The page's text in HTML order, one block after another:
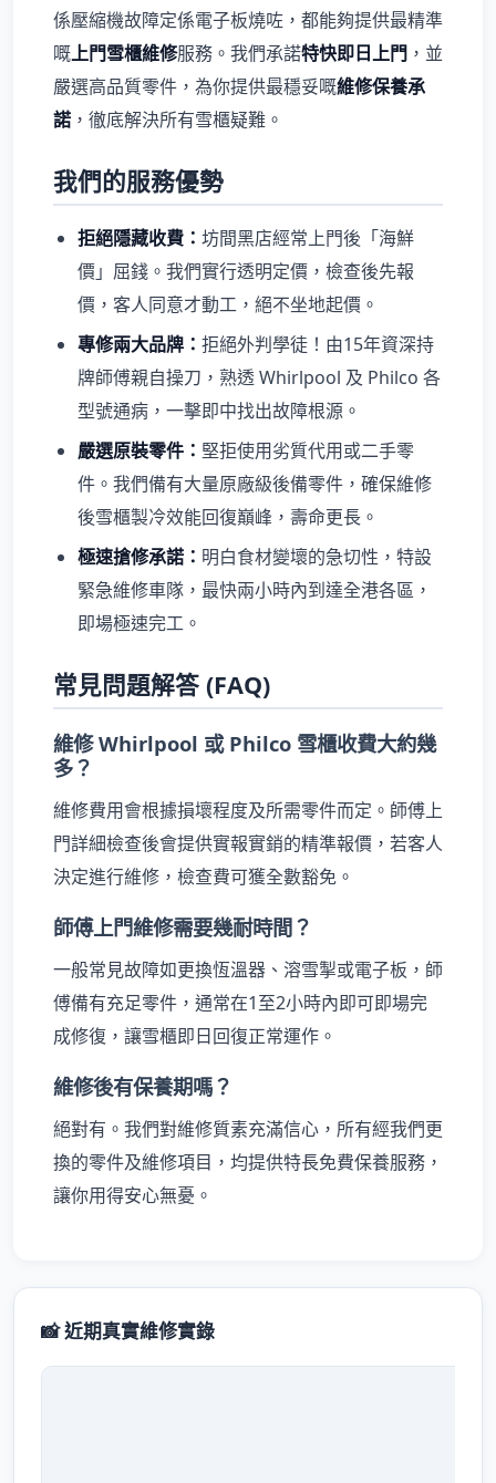
係壓縮機故障定係電子板燒咗，都能夠提供最精準
嘅上門雪櫃維修服務。我們承諾特快即日上門 ，並
嚴選高品質零件，為你提供最穩妥嘅維修保養承
諾 ，徹底解決所有雪櫃疑難。
我們的服務優勢
拒絕隱藏收費： 坊間黑店經常上門後「海鮮
價」屈錢。我們實行透明定價，檢查後先報
價，客人同意才動工，絕不坐地起價。
專修兩大品牌： 拒絕外判學徒！由15年資深持
牌師傅親自操刀，熟透 Whirlpool 及 Philco 各
型號通病，一擊即中找出故障根源。
嚴選原裝零件： 堅拒使用劣質代用或二手零
件。我們備有大量原廠級後備零件，確保維修
後雪櫃製冷效能回復巔峰，壽命更長。
極速搶修承諾： 明白食材變壞的急切性，特設
緊急維修車隊，最快兩小時內到達全港各區，
即場極速完工。
常見問題解答 (FAQ)
維修 Whirlpool 或 Philco 雪櫃收費大約幾
多？
維修費用會根據損壞程度及所需零件而定。師傅上
門詳細檢查後會提供實報實銷的精準報價，若客人
決定進行維修，檢查費可獲全數豁免。
師傅上門維修需要幾耐時間？
一般常見故障如更換恆溫器、溶雪掣或電子板，師
傅備有充足零件，通常在1至2小時內即可即場完
成修復，讓雪櫃即日回復正常運作。
維修後有保養期嗎？
絕對有。我們對維修質素充滿信心，所有經我們更
換的零件及維修項目，均提供特長免費保養服務，
讓你用得安心無憂。
📸 近期真實維修實錄